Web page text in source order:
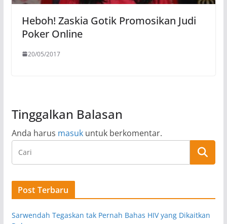
Heboh! Zaskia Gotik Promosikan Judi
Poker Online
20/05/2017
Tinggalkan Balasan
Anda harus masukuntuk berkomentar.
Post Terbaru
Sarwendah Tegaskan tak Pernah Bahas HIV yang Dikaitkan